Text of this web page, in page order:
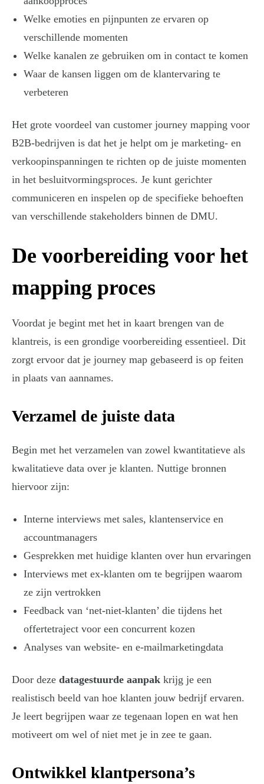
Welke emoties en pijnpunten ze ervaren op
verschillende momenten
Welke kanalen ze gebruiken om in contact te komen
Waar de kansen liggen om de klantervaring te
verbeteren
Het grote voordeel van customer journey mapping voor
B2B-bedrijven is dat het je helpt om je marketing- en
verkoopinspanningen te richten op de juiste momenten
in het besluitvormingsproces. Je kunt gerichter
communiceren en inspelen op de specifieke behoeften
van verschillende stakeholders binnen de DMU.
De voorbereiding voor het
mapping proces
Voordat je begint met het in kaart brengen van de
klantreis, is een grondige voorbereiding essentieel. Dit
zorgt ervoor dat je journey map gebaseerd is op feiten
in plaats van aannames.
Verzamel de juiste data
Begin met het verzamelen van zowel kwantitatieve als
kwalitatieve data over je klanten. Nuttige bronnen
hiervoor zijn:
Interne interviews met sales, klantenservice en
accountmanagers
Gesprekken met huidige klanten over hun ervaringen
Interviews met ex-klanten om te begrijpen waarom
ze zijn vertrokken
Feedback van ‘net-niet-klanten’ die tijdens het
offertetraject voor een concurrent kozen
Analyses van website- en e-mailmarketingdata
Door deze datagestuurde aanpak krijg je een
realistisch beeld van hoe klanten jouw bedrijf ervaren.
Je leert begrijpen waar ze tegenaan lopen en wat hen
motiveert om wel of niet met je in zee te gaan.
Ontwikkel klantpersona’s